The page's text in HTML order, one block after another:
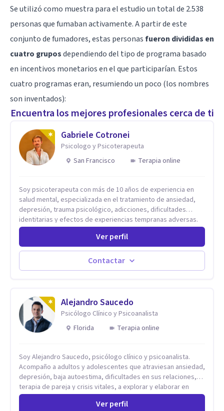
Se utilizó como muestra para el estudio un total de 2.538
personas que fumaban activamente. A partir de este
conjunto de fumadores, estas personasfueron divididas en
cuatro gruposdependiendo del tipo de programa basado
en incentivos monetarios en el que participarían. Estos
cuatro programas eran, resumiendo un poco (los nombres
son inventados):
Encuentra los mejores profesionales cerca de ti
Gabriele Cotronei
Psicologo y Psicoterapeuta
San Francisco
Terapia online
Soy psicoterapeuta con más de 10 años de experiencia en
salud mental, especializada en el tratamiento de ansiedad,
depresión, trauma psicológico, adicciones, dificultades
identitarias y efectos de experiencias tempranas adversas.
Ofrezco un espacio terapéutico seguro, confidencial y
profundamente humano, donde el dolor emocional puede
transformarse en autoconocimiento, regulación emocional y
psicoanálisis, terapia somática y de trauma, psicología
Psicología Analítica Junguiana. Mi abordaje también incorpora
perspectivas interculturales, ecopsicología y el trabajo
simbólico con el inconsciente, entendiendo que cada
proceso terapéutico es único y requiere una mirada
Ver perfil
Contactar
Alejandro Saucedo
Psicólogo Clínico y Psicoanalista
Florida
Terapia online
Soy Alejandro Saucedo, psicólogo clínico y psicoanalista.
Acompaño a adultos y adolescentes que atraviesan ansiedad,
depresión, baja autoestima, dificultades en sus relaciones,
terapia de pareja y crisis vitales, a explorar y elaborar en
profundidad los conflictos internos que generan malestar en
Ver perfil